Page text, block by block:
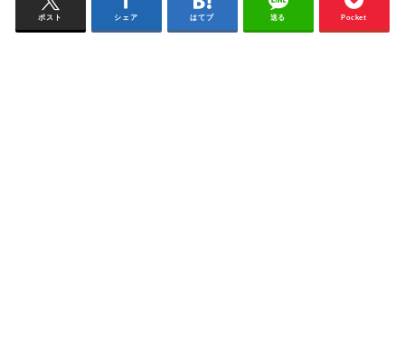
ポスト シェア はてブ 送る Pocket